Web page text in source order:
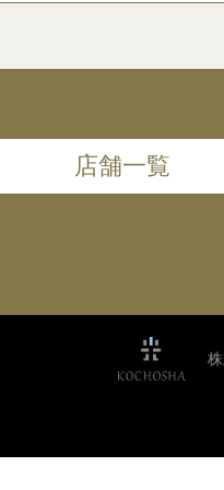
店舗一覧